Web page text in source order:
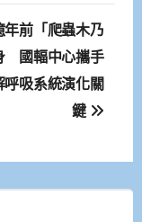
年前「爬蟲木乃
國輻中心攜手
呼吸系統演化關
鍵